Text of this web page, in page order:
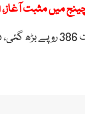
100انڈیکس میں 401پوائنٹس کااضافہ